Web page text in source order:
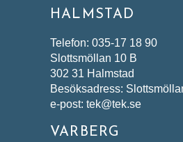
HALMSTAD
Telefon: 035-17 18 90
Slottsmöllan 10 B
302 31 Halmstad
Besöksadress:
e-post: tek@tek.se
VARBERG